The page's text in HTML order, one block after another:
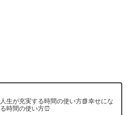
人生が充実する時間の使い方📗幸せにな
る時間の使い方⏰